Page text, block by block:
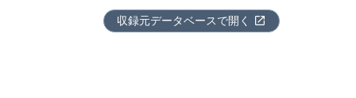
収録元データベースで開く